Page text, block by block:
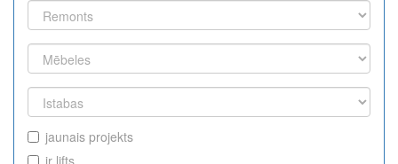
jaunais projekts
ir lifts